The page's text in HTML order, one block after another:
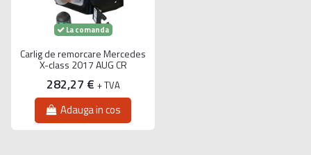
La comanda
Carlig de remorcare Mercedes
X-class 2017 AUG CR
282,27 € + TVA
Adauga in cos